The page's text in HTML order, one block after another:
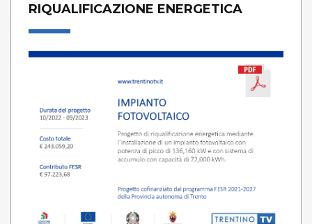
RIQUALIFICAZIONE ENERGETICA